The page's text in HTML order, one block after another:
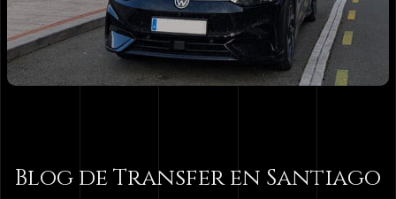
Blog de Transfer en Santiago